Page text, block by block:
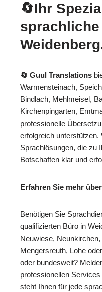
🔄Ihr
🔄 Guul Translations
Warmensteinach,
Bindlach, Mehlmeisel,
Kirchenpingarten,
professionelle
erfolgreich unterstützen.
Sprachlösungen, die zu
Botschaften klar und
Erfahren Sie mehr
Benötigen Sie
qualifizierten Büro in
Neuwiese,
Mengersreuth, Lohe
oder bundesweit?
professionellen
steht Ihnen für jede